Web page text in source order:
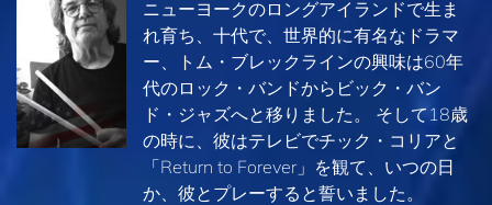
ニューヨークのロングアイランドで生ま
れ育ち、十代で、世界的に有名なドラマ
ー、トム・ブレックラインの興味は60年
代のロック・バンドからビック・バン
ド・ジャズへと移りました。 そして18歳
の時に、彼はテレビでチック・コリアと
「Return to Forever」を観て、いつの日
か、彼とプレーすると誓いました。